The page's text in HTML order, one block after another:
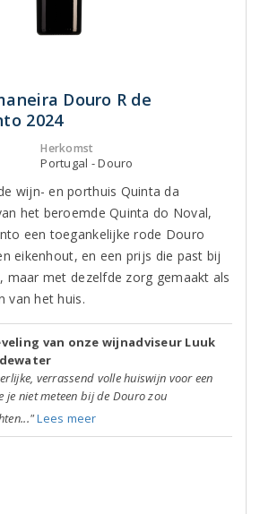
Douro R de
2024
Herkomst
Portugal - Douro
wijn- en porthuis Quinta da
het beroemde Quinta do Noval,
een toegankelijke rode Douro
eikenhout, en een prijs die past bij
maar met dezelfde zorg gemaakt als
van het huis.
van onze wijnadviseur Luuk
verrassend volle huiswijn voor een
je niet meteen bij de Douro zou
Lees meer